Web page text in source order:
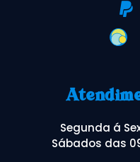
Segunda á
Sábados das